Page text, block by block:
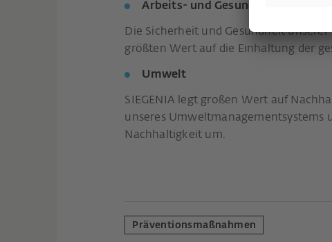
Arbeits- und Gesundheitsschutz
Die Sicherheit und Gesundheit
größten Wert auf die Einhaltung der
Umwelt
SIEGENIA legt großen Wert auf
unseres Umweltmanagementsystems
Nachhaltigkeit um.
Präventionsmaßnahmen